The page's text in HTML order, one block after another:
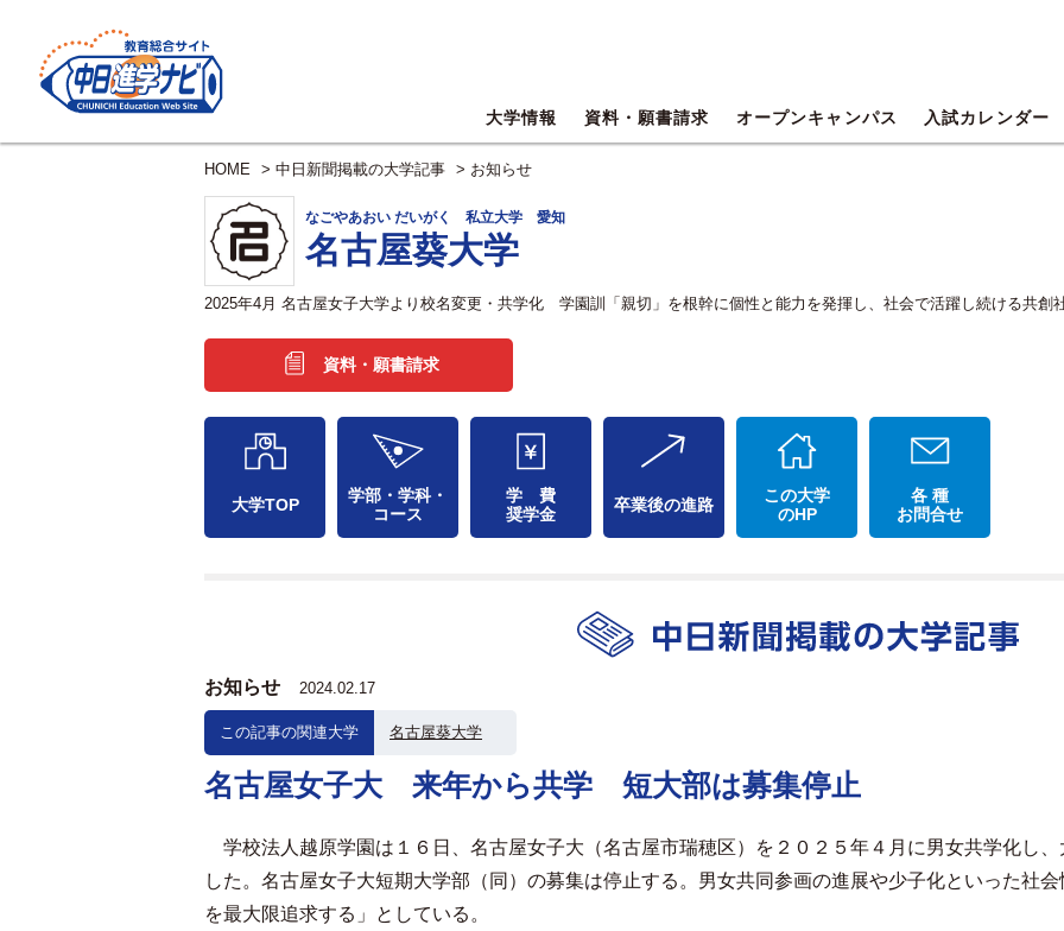
大学情報 資料・願書請求 オープンキャンパス 入試カレンダー
HOME > 中日新聞掲載の大学記事 > お知らせ
なごやあおい だいがく 私立大学 愛知
名古屋葵大学
2025年4月 名古屋女子大学より校名変更・共学化 学園訓「親切」を根幹に個性と能力を発揮し、社会で活躍し続ける共創
資料・願書請求
大学TOP
学部・学科・
コース
学 費
奨学金
卒業後の進路
この大学
のHP
各 種
お問合せ
お知らせ 2024.02.17
この記事の関連大学 名古屋葵大学
名古屋女子大 来年から共学 短大部は募集停止
学校法人越原学園は１６日、名古屋女子大（名古屋市瑞穂区）を２０２５年４月に男女共学化し
した。名古屋女子大短期大学部（同）の募集は停止する。男女共同参画の進展や少子化といった社
を最大限追求する」としている。